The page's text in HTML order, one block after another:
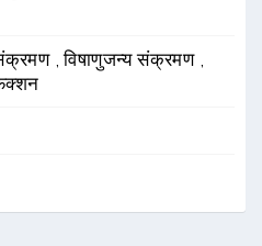
,विषाणुजन्य संक्रमण ,